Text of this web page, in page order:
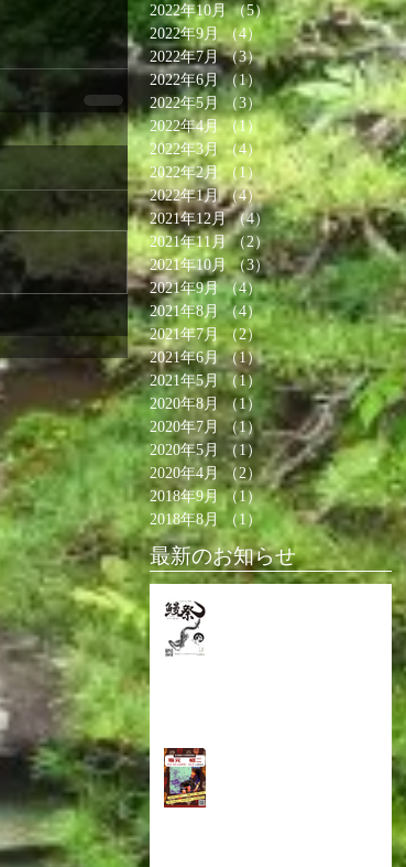
2022年10月 （5）5件の記事
2022年9月 （4） 4件の記事
2022年7月 （3）3件の記事
2022年6月 （1） 1件の記事
2022年5月
（3）3件の記事
2022年4月
（1） 1件の記事
2022年3月 （4） 4件の記事
2022年2月 （1）1件の記事
2022年1月 （4）4件の記事
2021年12月 （4）
4件の記事
2021年11月 （2）2件の記事
2021年10月 （3）3件の記事
2021年9月 （4）4件の記事
2021年8月 （4） 4件の記事
2021年7月 （2）2件の記事
2021年6月 （1）1件の記事
2021年5月 （1）
1件の記事
2020年8月 （1） 1件の記事
2020年7月 （1） 1件の記事
2020年5月
（1）
1件の記事
2020年4月 （2）2件の記事
2018年9月 （1）1件の記事
2018年8月
（1） 1件の記事
最新のお知らせ
坂元 昭二 アコースティ